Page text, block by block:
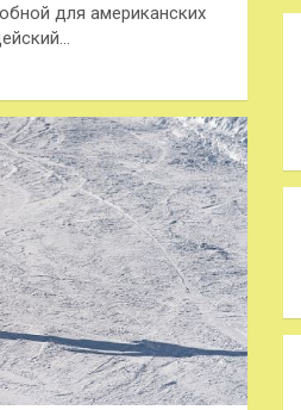
для американских